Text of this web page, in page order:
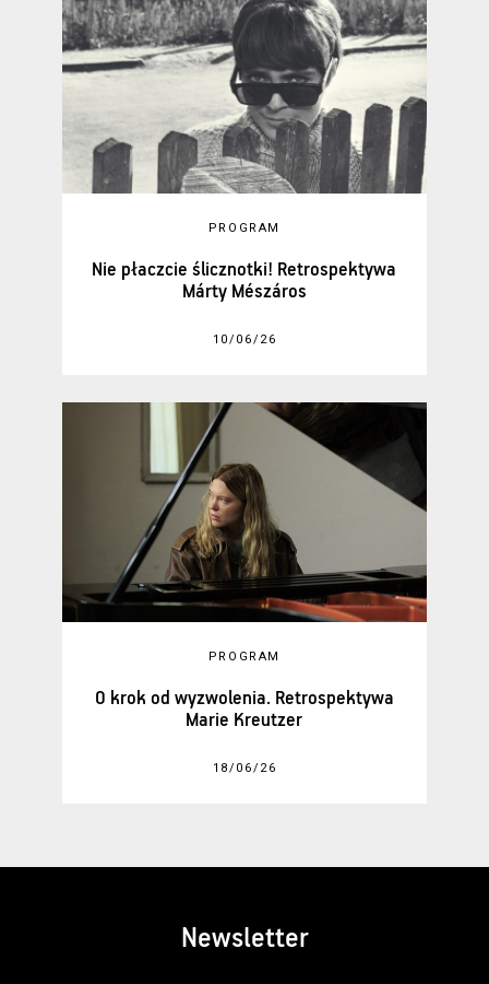
PROGRAM
Nie płaczcie ślicznotki! Retrospektywa
Márty Mészáros
10/06/26
PROGRAM
O krok od wyzwolenia. Retrospektywa
Marie Kreutzer
18/06/26
Newsletter